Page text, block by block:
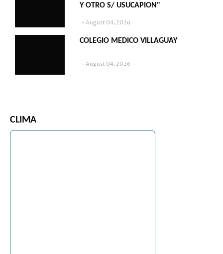
Y OTRO S/ USUCAPION"
August 04, 2026
COLEGIO MEDICO VILLAGUAY
August 04, 2026
CLIMA